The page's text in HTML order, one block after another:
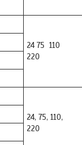
24 75 110
220
24, 75, 110,
220